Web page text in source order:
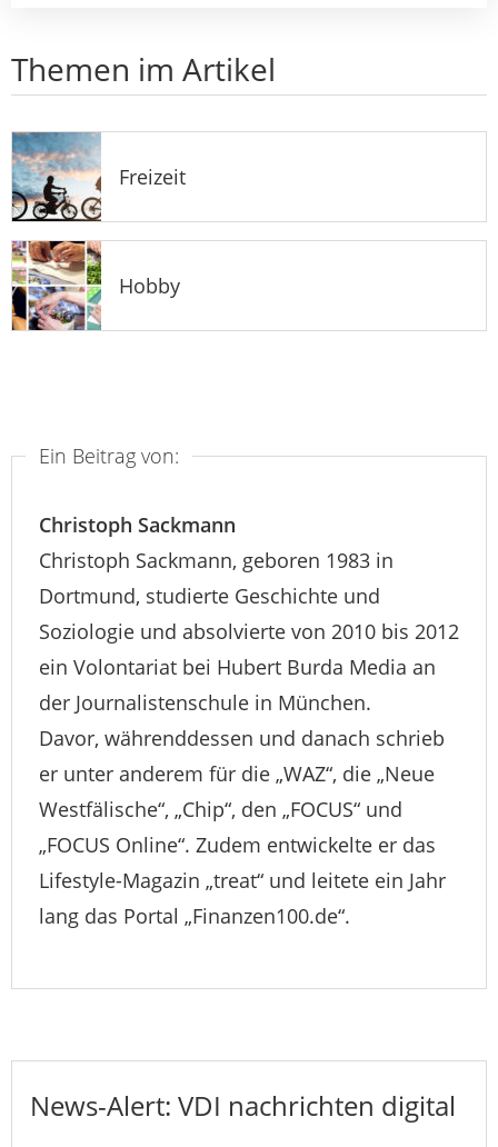
Themen im Artikel
Freizeit
Hobby
Ein Beitrag von:
Christoph Sackmann
Christoph Sackmann, geboren 1983 in
Dortmund, studierte Geschichte und
Soziologie und absolvierte von 2010 bis 2012
ein Volontariat bei Hubert Burda Media an
der Journalistenschule in München.
Davor, währenddessen und danach schrieb
er unter anderem für die „WAZ“, die „Neue
Westfälische“, „Chip“, den „FOCUS“ und
„FOCUS Online“. Zudem entwickelte er das
Lifestyle-Magazin „treat“ und leitete ein Jahr
lang das Portal „Finanzen100.de“.
News-Alert: VDI nachrichten digital